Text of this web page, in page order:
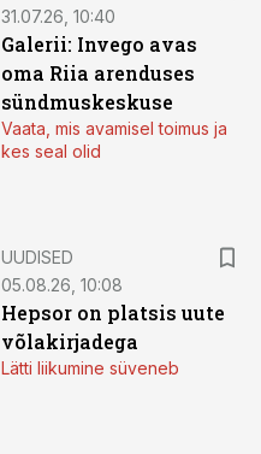
31.07.26, 10:40
Galerii: Invego avas
oma Riia arenduses
sündmuskeskuse
Vaata, mis avamisel toimus ja
kes seal olid
UUDISED
05.08.26, 10:08
Hepsor on platsis uute
võlakirjadega
Lätti liikumine süveneb